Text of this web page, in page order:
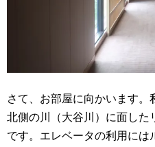
さて、お部屋に向かいます。
北側の川（大谷川）に面した
です。エレベータの利用には